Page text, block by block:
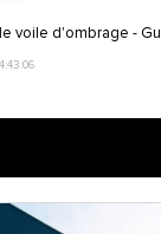
voile d'ombrage -